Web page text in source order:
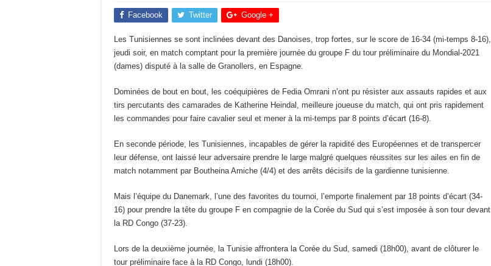
Facebook Twitter Google +
Les Tunisiennes se sont inclinées devant des Danoises, trop fortes, sur le score de 16-34 (mi-temps 8-16),
jeudi soir, en match comptant pour la première journée du groupe F du tour préliminaire du Mondial-2021
(dames) disputé à la salle de Granollers, en Espagne.
Dominées de bout en bout, les coéquipières de Fedia Omrani n’ont pu résister aux assauts rapides et aux
tirs percutants des camarades de Katherine Heindal, meilleure joueuse du match, qui ont pris rapidement
les commandes pour faire cavalier seul et mener à la mi-temps par 8 points d’écart (16-8).
En seconde période, les Tunisiennes, incapables de gérer la rapidité des Européennes et de transpercer
leur défense, ont laissé leur adversaire prendre le large malgré quelques réussites sur les ailes en fin de
match notamment par Boutheina Amiche (4/4) et des arrêts décisifs de la gardienne tunisienne.
Mais l’équipe du Danemark, l’une des favorites du tournoi, l’emporte finalement par 18 points d’écart (34-
16) pour prendre la tête du groupe F en compagnie de la Corée du Sud qui s’est imposée à son tour devant
la RD Congo (37-23).
Lors de la deuxième journée, la Tunisie affrontera la Corée du Sud, samedi (18h00), avant de clôturer le
tour préliminaire face à la RD Congo, lundi (18h00).